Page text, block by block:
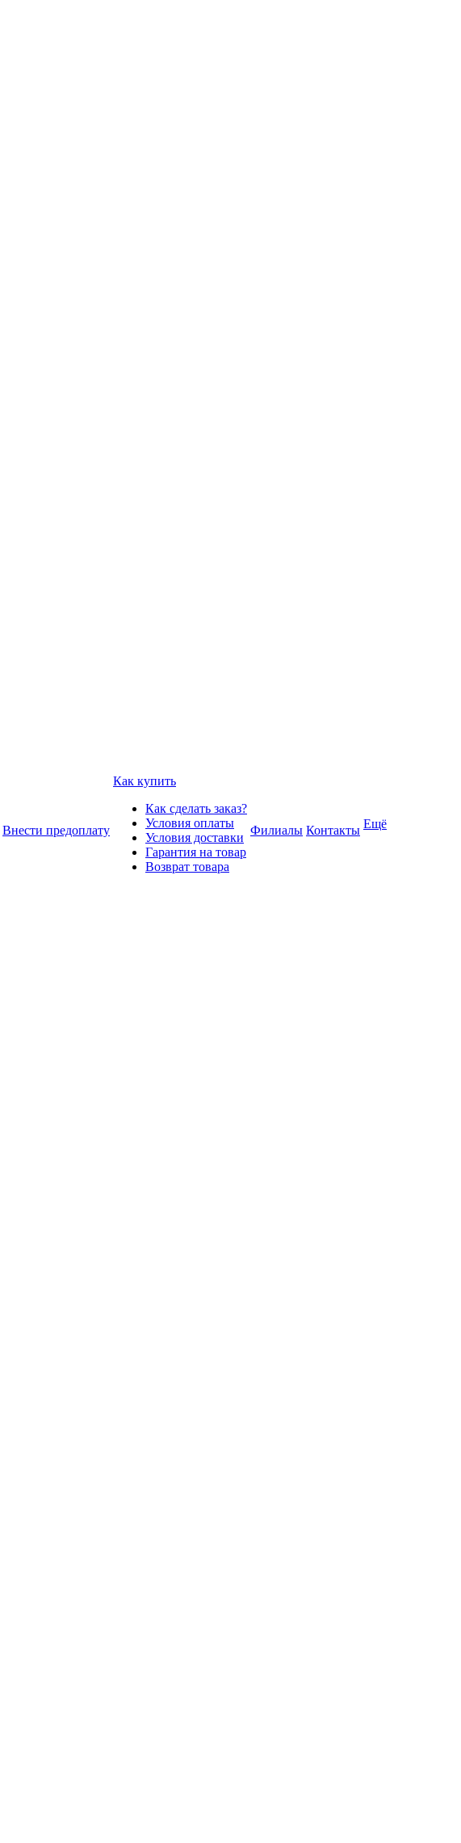
Внести предоплату
Как купить
Как сделать заказ?
Условия оплаты
Условия доставки
Гарантия на товар
Возврат товара
Филиалы Контакты Ещё